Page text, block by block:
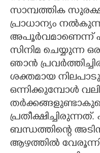
സാമ്പത്തിക
പ്രാധാന്യം
അപൂർവമാണെന്ന്
സിനിമ ചെയ്യുന്ന
ഞാൻ
ശക്തമായ
ഒന്നിക്കുമ്പോൾ
ബന്ധത്തിന്റെ
ആഴത്തിൽ